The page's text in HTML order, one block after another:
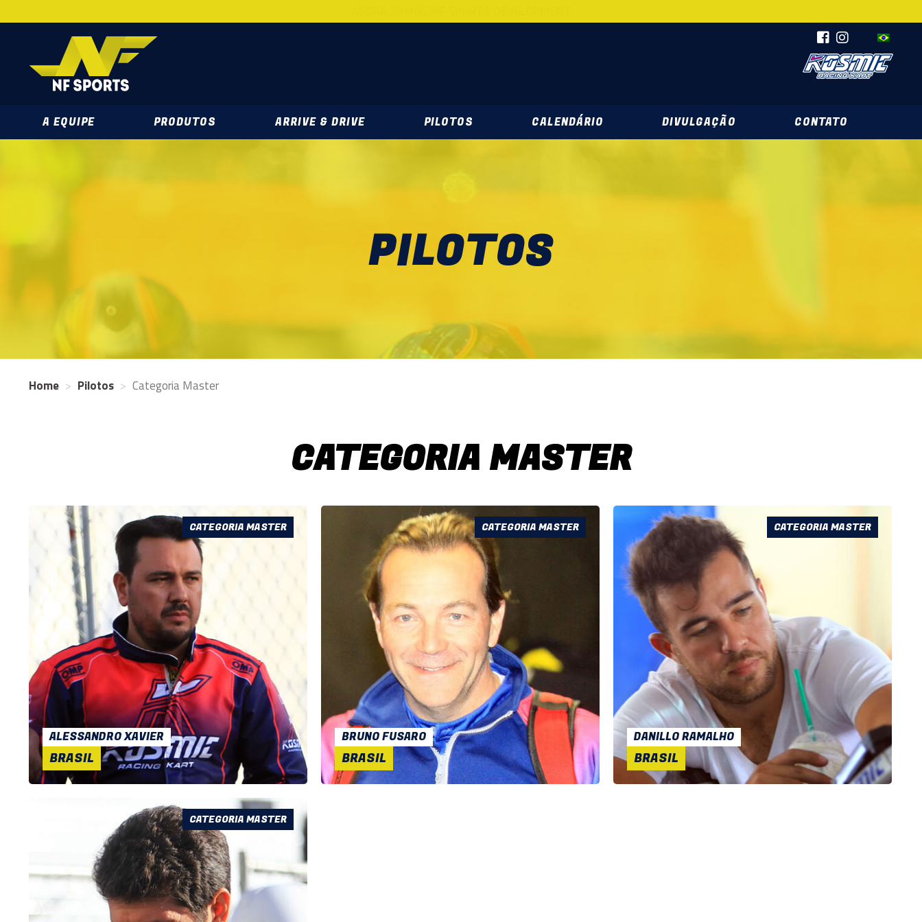
A EQUIPE PRODUTOS ARRIVE & DRIVE PILOTOS CALENDÁRIO DIVULGAÇÃO CONTATO
PILOTOS
Home Pilotos Categoria Master
CATEGORIA MASTER
CATEGORIA MASTER
ALESSANDRO XAVIER
BRASIL
CATEGORIA MASTER
BRUNO FUSARO
BRASIL
CATEGORIA MASTER
DANILLO RAMALHO
BRASIL
CATEGORIA MASTER